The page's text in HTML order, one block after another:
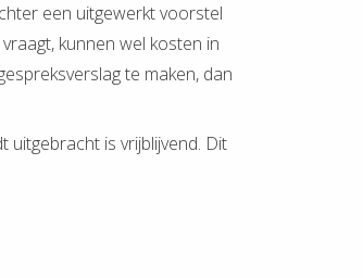
een uitgewerkt voorstel
kunnen wel kosten in
te maken, dan
uitgebracht is vrijblijvend. Dit